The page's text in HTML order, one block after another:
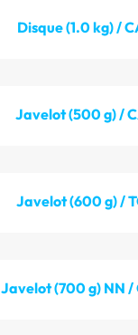
Disque (1.0 kg) /
Javelot (500 g) /
Javelot (600 g) /
Javelot (700 g) NN /